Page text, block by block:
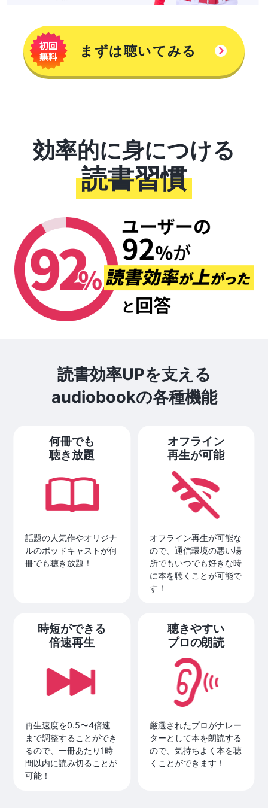
まずは聴いてみる
効率的に身につける
読書習慣
読書効率UPを支える
audiobookの各種機能
何冊でも
聴き放題
話題の人気作やオリジナ
ルのポッドキャストが何
冊でも聴き放題！
オフライン
再生が可能
オフライン再生が可能な
ので、通信環境の悪い場
所でもいつでも好きな時
に本を聴くことが可能で
す！
時短ができる
倍速再生
再生速度を0.5〜4倍速
まで調整することができ
るので、一冊あたり1時
間以内に読み切ることが
可能！
聴きやすい
プロの朗読
厳選されたプロがナレー
ターとして本を朗読する
ので、気持ちよく本を聴
くことができます！